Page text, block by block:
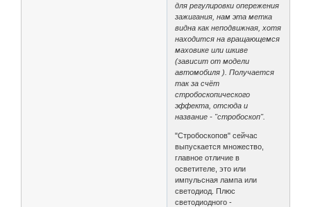
для регулировки опережения
зажигания, нам эта метка
видна как неподвижная, хотя
находится на вращающемся
маховике или шкиве
(зависит от модели
автомобиля ). Получается
так за счёт
стробоскопического
эффекта, отсюда и
название - "стробоскоп".
"Стробоскопов" сейчас
выпускается множество,
главное отличие в
осветителе, это или
импульсная лампа или
светодиод. Плюс
светодиодного -